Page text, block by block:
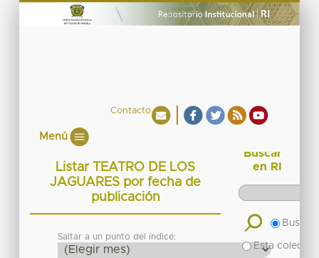
Contacto
Menú
Listar TEATRO DE LOS
JAGUARES por fecha de
publicación
Saltar a un punto del índice:
Buscar
en RI
Buscar
Esta